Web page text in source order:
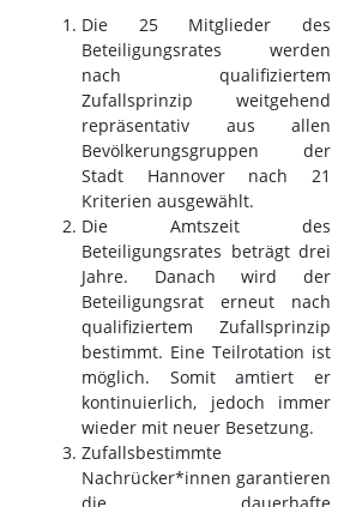
Die 25 Mitglieder des
Beteiligungsrates werden
nach qualifiziertem
Zufallsprinzip weitgehend
repräsentativ aus allen
Bevölkerungsgruppen der
Stadt Hannover nach 21
Kriterien ausgewählt.
Die Amtszeit des
Beteiligungsrates beträgt drei
Jahre. Danach wird der
Beteiligungsrat erneut nach
qualifiziertem Zufallsprinzip
bestimmt. Eine Teilrotation ist
möglich. Somit amtiert er
kontinuierlich, jedoch immer
wieder mit neuer Besetzung.
Zufallsbestimmte
Nachrücker*innen garantieren